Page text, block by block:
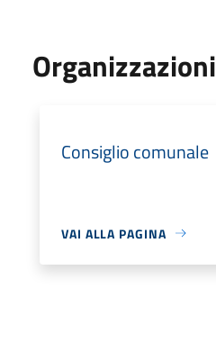
Organizzazioni
Consiglio comunale
VAI ALLA PAGINA